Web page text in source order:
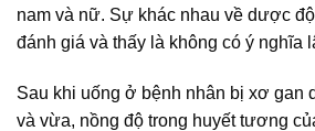
nam và nữ. Sự khác nhau về dược
đánh giá và thấy là không có ý nghĩa
Sau khi uống ở bệnh nhân bị xơ gan
và vừa, nồng độ trong huyết tương